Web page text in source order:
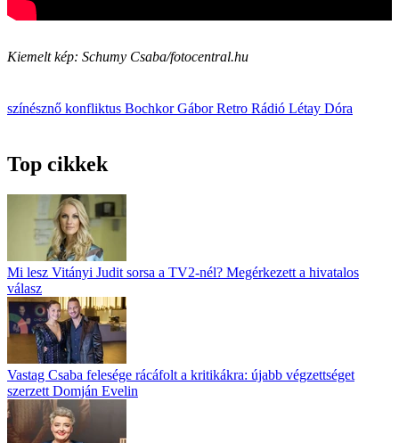
Kiemelt kép: Schumy Csaba/fotocentral.hu
színésznő konfliktus Bochkor GáborRetro Rádió Létay Dóra
Top cikkek
Mi lesz Vitányi Judit sorsa a TV2-nél? Megérkezett a hivatalos
válasz
Vastag Csaba felesége rácáfolt a kritikákra: újabb végzettséget
szerzett Domján Evelin